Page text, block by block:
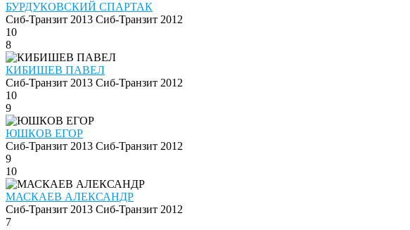
БУРДУКОВСКИЙ СПАРТАК
Сиб-Транзит 2013 Сиб-Транзит 2012
10
8
КИБИШЕВ ПАВЕЛ
Сиб-Транзит 2013 Сиб-Транзит 2012
10
9
ЮШКОВ ЕГОР
Сиб-Транзит 2013 Сиб-Транзит 2012
9
10
МАСКАЕВ АЛЕКСАНДР
Сиб-Транзит 2013 Сиб-Транзит 2012
7